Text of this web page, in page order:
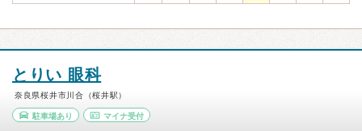
とりい 眼科
奈良県桜井市川合（桜井駅）
駐車場あり マイナ受付